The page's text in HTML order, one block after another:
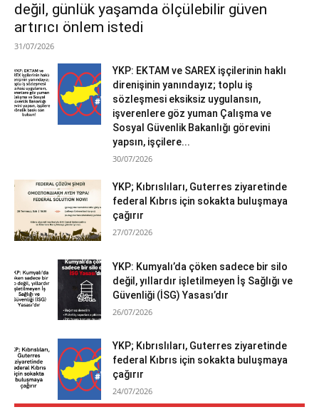
değil, günlük yaşamda ölçülebilir güven
artırıcı önlem istedi
31/07/2026
YKP: EKTAM ve SAREX işçilerinin haklı
direnişinin yanındayız; toplu iş
sözleşmesi eksiksiz uygulansın,
işverenlere göz yuman Çalışma ve
Sosyal Güvenlik Bakanlığı görevini
yapsın, işçilere...
30/07/2026
YKP; Kıbrıslıları, Guterres ziyaretinde
federal Kıbrıs için sokakta buluşmaya
çağırır
27/07/2026
YKP: Kumyalı’da çöken sadece bir silo
değil, yıllardır işletilmeyen İş Sağlığı ve
Güvenliği (İSG) Yasası’dır
26/07/2026
YKP; Kıbrıslıları, Guterres ziyaretinde
federal Kıbrıs için sokakta buluşmaya
çağırır
24/07/2026